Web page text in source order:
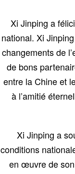
Xi Jinping a
national. Xi
changements de
de bons
entre la Chine et
à l’amitié
Xi Jinping a
conditions
en œuvre de son